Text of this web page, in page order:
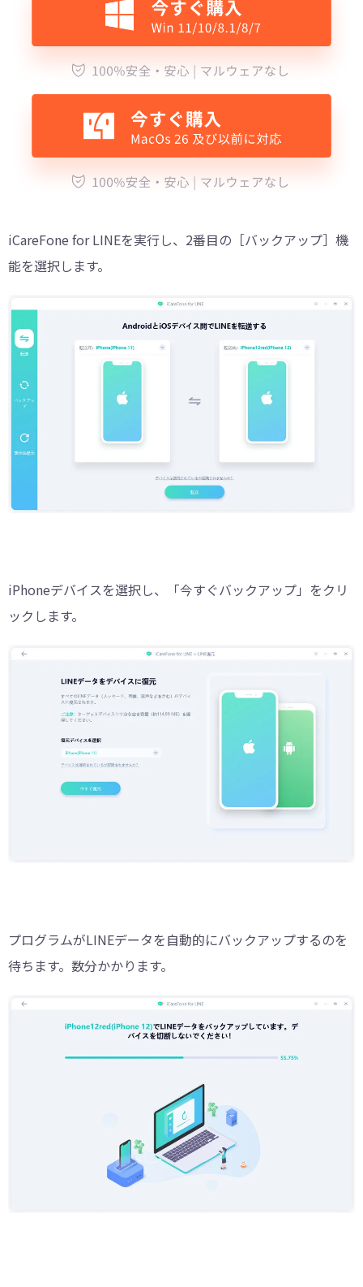
iCareFone for LINEを実行し、2番目の［バックアップ］機
能を選択します。
iPhoneデバイスを選択し、「今すぐバックアップ」をクリ
ックします。
プログラムがLINEデータを自動的にバックアップするのを
待ちます。数分かかります。